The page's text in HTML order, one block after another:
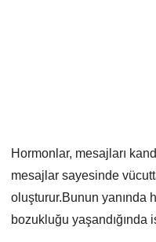
Hormonlar, mesajları
mesajlar sayesinde
oluşturur.Bunun yanında
bozukluğu